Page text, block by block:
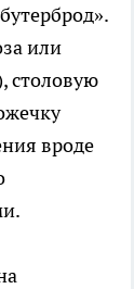
или
столовую
вроде